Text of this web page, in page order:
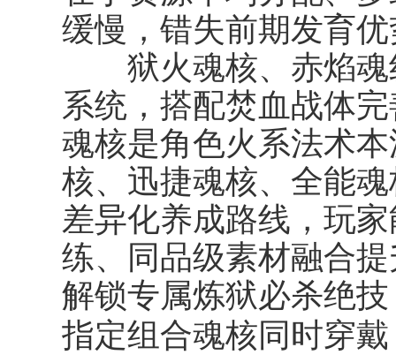
缓慢，错失前期发育
狱火魂核、赤焰魂
系统，搭配焚血战体
魂核是角色火系法术
核、迅捷魂核、全能
差异化养成路线，玩
练、同品级素材融合
解锁专属炼狱必杀绝
指定组合魂核同时穿